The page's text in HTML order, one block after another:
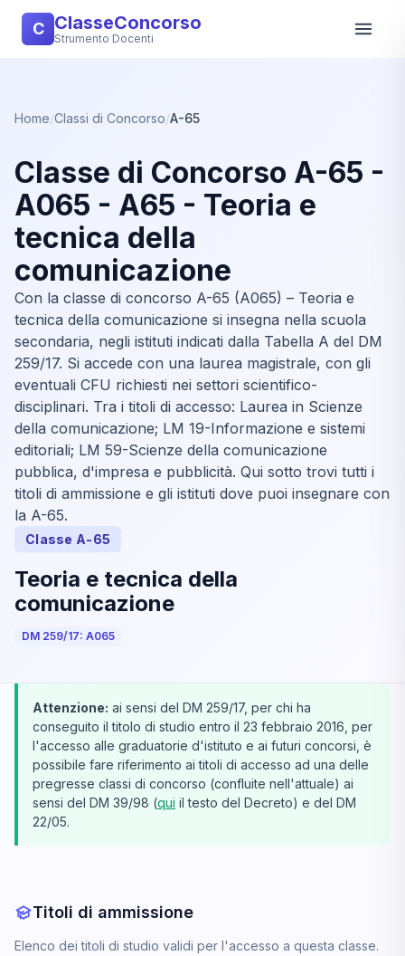
C ClasseConcorso
Strumento Docenti
Home/Classi di Concorso/A-65
Classe di Concorso A-65 -
A065 - A65 - Teoria e
tecnica della
comunicazione
Con la classe di concorso A-65 (A065) – Teoria e
tecnica della comunicazione si insegna nella scuola
secondaria, negli istituti indicati dalla Tabella A del DM
259/17. Si accede con una laurea magistrale, con gli
eventuali CFU richiesti nei settori scientifico-
disciplinari. Tra i titoli di accesso: Laurea in Scienze
della comunicazione; LM 19-Informazione e sistemi
editoriali; LM 59-Scienze della comunicazione
pubblica, d'impresa e pubblicità. Qui sotto trovi tutti i
titoli di ammissione e gli istituti dove puoi insegnare con
la A-65.
Classe A-65
Teoria e tecnica della
comunicazione
DM 259/17: A065
Attenzione: ai sensi del DM 259/17, per chi ha
conseguito il titolo di studio entro il 23 febbraio 2016, per
l'accesso alle graduatorie d'istituto e ai futuri concorsi, è
possibile fare riferimento ai titoli di accesso ad una delle
pregresse classi di concorso (confluite nell'attuale) ai
sensi del DM 39/98 (qui il testo del Decreto) e del DM
22/05.
Titoli di ammissione
Elenco dei titoli di studio validi per l'accesso a questa classe.